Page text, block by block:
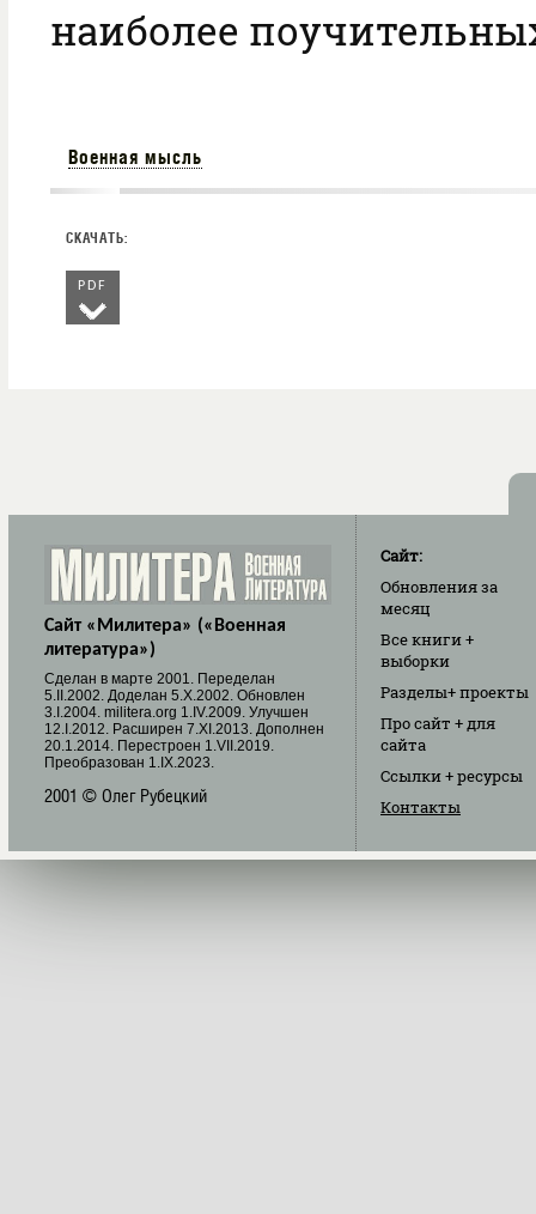
наиболее
Военная мысль
PDF
Сайт «Милитера» («Военная
литература»)
Cделан в марте 2001. Переделан
5.II.2002. Доделан 5.X.2002. Обновлен
3.I.2004. militera.org 1.IV.2009. Улучшен
12.I.2012. Расширен 7.XI.2013. Дополнен
20.1.2014. Перестроен 1.VII.2019.
Преобразован 1.IX.2023.
2001 © Олег Рубецкий
Сайт:
Обновленияза
месяц
Все книги+
выборки
Разделы+ проекты
Про сайт + для
сайта
Ссылки+ ресурсы
Контакты